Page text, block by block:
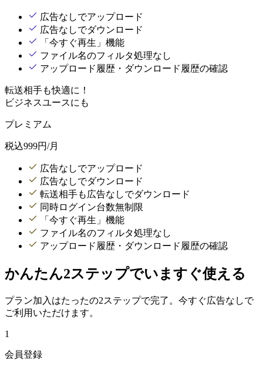
広告なしでアップロード
広告なしでダウンロード
「今すぐ再生」機能
ファイル名のフィルタ処理なし
アップロード履歴・ダウンロード履歴の確認
転送相手も快適に！
ビジネスユースにも
プレミアム
税込999円/月
広告なしでアップロード
広告なしでダウンロード
転送相手も広告なしでダウンロード
同時ログイン台数無制限
「今すぐ再生」機能
ファイル名のフィルタ処理なし
アップロード履歴・ダウンロード履歴の確認
かんたん2ステップでいますぐ使える
プラン加入はたったの2ステップで完了。今すぐ広告なしで
ご利用いただけます。
1
会員登録